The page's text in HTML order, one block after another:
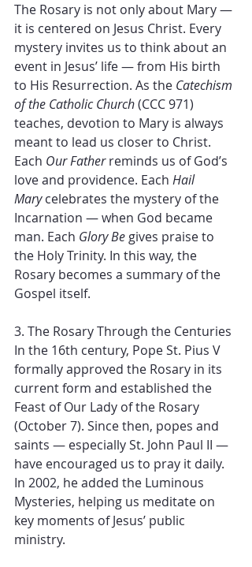
The Rosary is not only about Mary —
it is centered on Jesus Christ. Every
mystery invites us to think about an
event in Jesus’ life — from His birth
to His Resurrection. As the Catechism
of the Catholic Church (CCC 971)
teaches, devotion to Mary is always
meant to lead us closer to Christ.
Each Our Father reminds us of God’s
love and providence. Each Hail
Mary celebrates the mystery of the
Incarnation — when God became
man. Each Glory Be gives praise to
the Holy Trinity. In this way, the
Rosary becomes a summary of the
Gospel itself.
3. The Rosary Through the Centuries
In the 16th century, Pope St. Pius V
formally approved the Rosary in its
current form and established the
Feast of Our Lady of the Rosary
(October 7). Since then, popes and
saints — especially St. John Paul II —
have encouraged us to pray it daily.
In 2002, he added the Luminous
Mysteries, helping us meditate on
key moments of Jesus’ public
ministry.